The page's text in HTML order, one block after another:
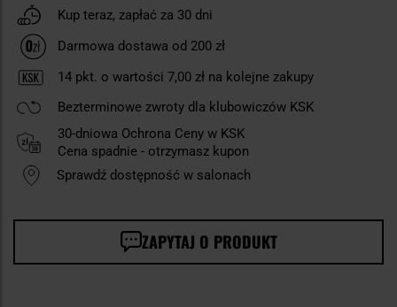
Kup teraz, zapłać za 30 dni
Darmowa dostawa od 200 zł
14 pkt. o wartości 7,00 zł na kolejne zakupy
Bezterminowe zwroty dla klubowiczów KSK
30-dniowa Ochrona Ceny w KSK
Cena spadnie - otrzymasz kupon
Sprawdź dostępność w salonach
ZAPYTAJ O PRODUKT